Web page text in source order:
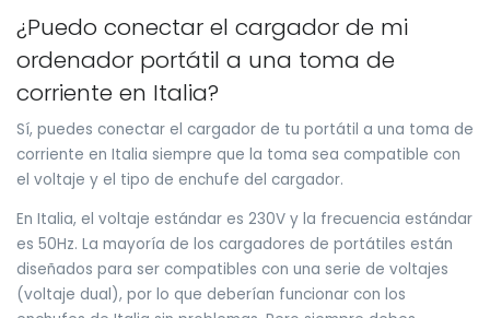
¿Puedo conectar el cargador de mi
ordenador portátil a una toma de
corriente en Italia?
Sí, puedes conectar el cargador de tu portátil a una toma de
corriente en Italia siempre que la toma sea compatible con
el voltaje y el tipo de enchufe del cargador.
En Italia, el voltaje estándar es 230V y la frecuencia estándar
es 50Hz. La mayoría de los cargadores de portátiles están
diseñados para ser compatibles con una serie de voltajes
(voltaje dual), por lo que deberían funcionar con los